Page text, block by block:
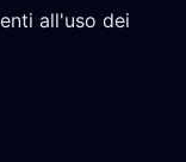
all'uso dei